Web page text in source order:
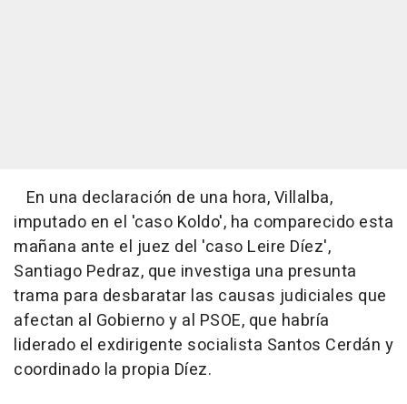
En una declaración de una hora, Villalba,
imputado en el 'caso Koldo', ha comparecido esta
mañana ante el juez del 'caso Leire Díez',
Santiago Pedraz, que investiga una presunta
trama para desbaratar las causas judiciales que
afectan al Gobierno y al PSOE, que habría
liderado el exdirigente socialista Santos Cerdán y
coordinado la propia Díez.